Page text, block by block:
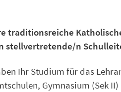
traditionsreiche
stellvertretende/n
Ihr Studium für das
Gymnasium (Sek